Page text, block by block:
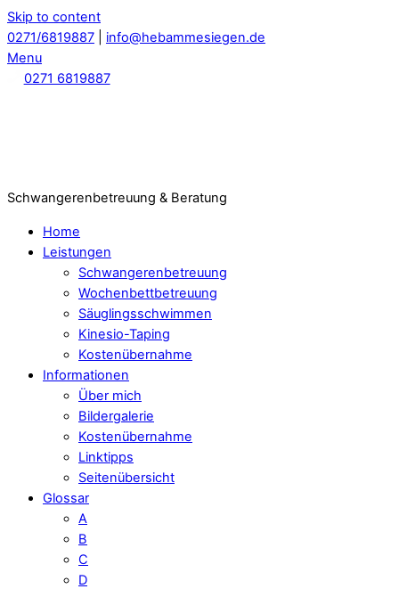
Skip to content
0271/6819887
info@hebammesiegen.de
Menu
0271 6819887
Schwangerenbetreuung & Beratung
Home
Leistungen
Schwangerenbetreuung
Wochenbettbetreuung
Säuglingsschwimmen
Kinesio-Taping
Kostenübernahme
Informationen
Über mich
Bildergalerie
Kostenübernahme
Linktipps
Seitenübersicht
Glossar
A
B
C
D